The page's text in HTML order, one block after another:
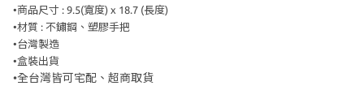
•商品尺寸 : 9.5(寬度) x 18.7 (長度)
•材質 : 不鏽鋼、塑膠手把
•台灣製造
•盒裝出貨
•全台灣皆可宅配、超商取貨